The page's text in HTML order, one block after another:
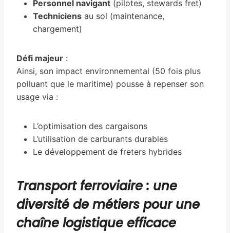
Personnel navigant (pilotes, stewards fret)
Techniciens au sol (maintenance,
chargement)
Défi majeur :
Ainsi, son impact environnemental (50 fois plus
polluant que le maritime) pousse à repenser son
usage via :
L’optimisation des cargaisons
L’utilisation de carburants durables
Le développement de freters hybrides
Transport ferroviaire : une
diversité de métiers pour une
chaîne logistique efficace